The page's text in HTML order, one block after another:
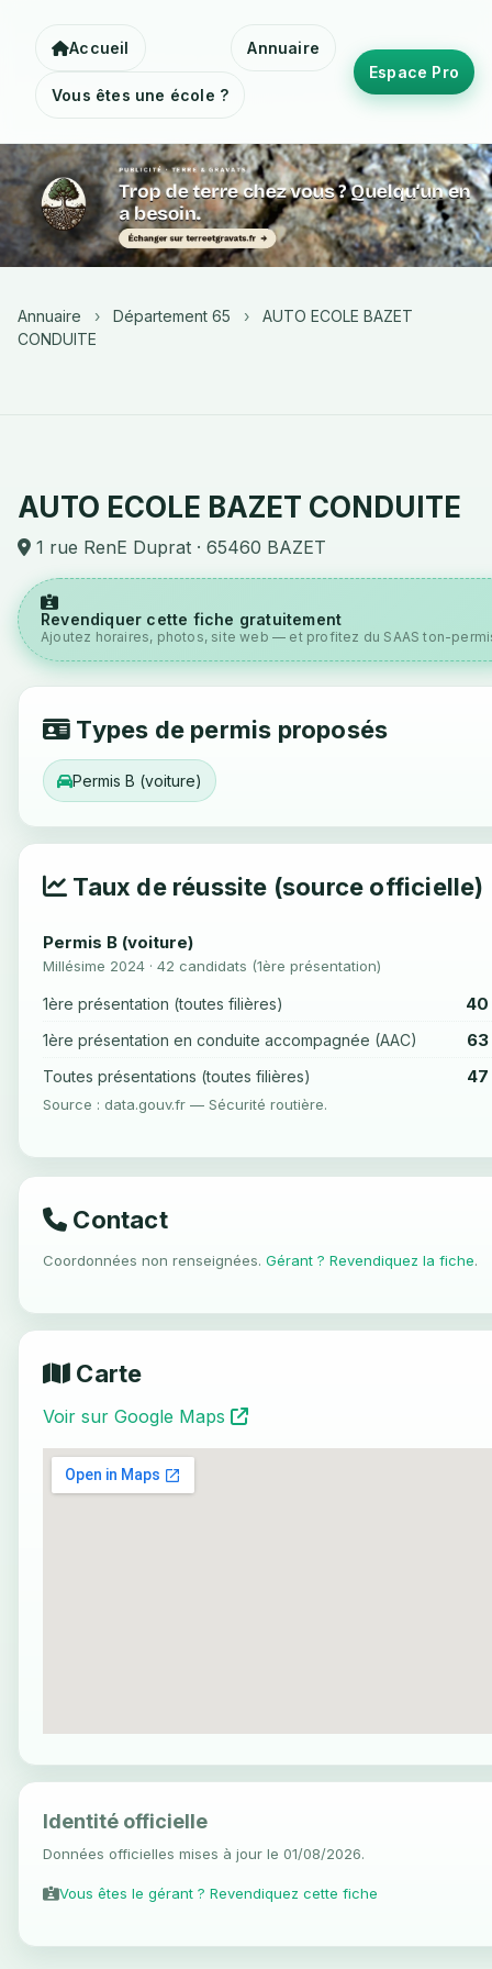
Accueil Annuaire
Vous êtes une école ?
Espace Pro
Annuaire › Département 65 ›
AUTO ECOLE BAZET
CONDUITE
AUTO ECOLE BAZET CONDUITE
1 rue RenE Duprat · 65460 BAZET
Revendiquer cette fiche gratuitement
Ajoutez horaires, photos, site web — et profitez du SAAS ton-
Types de permis proposés
Permis B (voiture)
Taux de réussite (source officielle)
Permis B (voiture)
Millésime 2024 · 42 candidats (1ère présentation)
1ère présentation (toutes filières) 40
1ère présentation en conduite accompagnée (AAC) 63
Toutes présentations (toutes filières) 47
Source : data.gouv.fr — Sécurité routière.
Contact
Coordonnées non renseignées. Gérant ? Revendiquez la fiche.
Carte
Voir sur Google Maps
Identité officielle
Données officielles mises à jour le 01/08/2026.
Vous êtes le gérant ? Revendiquez cette fiche